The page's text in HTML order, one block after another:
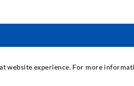
SERVIZIO
website experience. For more